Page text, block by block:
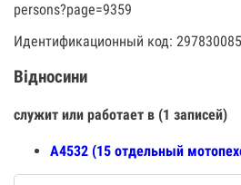
persons?page=9359
Идентификационный код:
Відносини
служит или работает в (1 записей)
А4532 (15 отдельный